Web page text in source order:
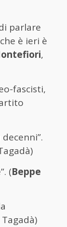
parlare
è ieri è
,
fascisti,
(Beppe
Tagadà)